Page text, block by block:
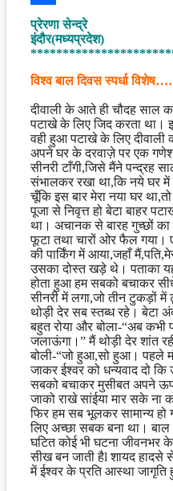
Share
प्रेरणा सेन्द्रे
इंदौर(मध्यप्रदेश)
विश्व बाल दिवस स्पर्धा
दीवाली के आते ही चौदह साल
पटाखे के लिए जिद करता था।
वही हुआ पटाखे के लिए दीवाली
अपने घर के दरवाज़े पर एक
सीनरी टाँगी,जिसे मैंने पन्द्रह
संभालकर रखा था,कि नये घर में
चूँकि इस बार मेरा नया घर
पूजा से निवृत्त हो बेटा बाहर
था। अचानक से बारह गुच्छों का
फूटा तथा चारों ओर फैल गया।
की पार्किंग में आया,जहाँ
उसका दोस्त खड़े थे। पताका
होता हुआ हम सबको बचाकर
सीनरी में लगा,जो तीन टुकड़ों में
थोड़ी देर सब स्तब्ध रहे। बेटा
बहुत रोया और बोला-“अब कभी
जलाऊंगा।” मैं थोड़ी देर शांत
बोली-“जो हुआ,सो हुआ। पहले
जाकर ईश्वर को धन्यवाद दो कि
सबको बचाकर मुसीबत अपने
जाको राखे सांईया मार सके ना
फिर हम सब भूलकर सामान्य
लिए अच्छा सबक बना था। बाल
घटित कोई भी घटना जीवनभर
सीख बन जाती हैl शायद
में ईश्वर के प्रति आस्था जागृति